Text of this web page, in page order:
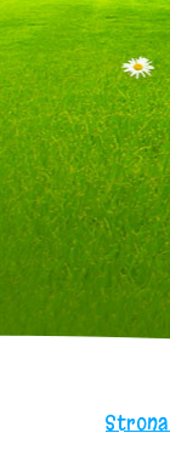
Strona